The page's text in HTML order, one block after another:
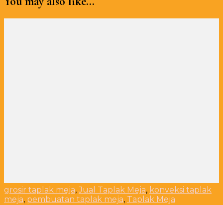
grosir taplak meja,Jual Taplak Meja, konveksi taplak
meja, pembuatan taplak meja, Taplak Meja